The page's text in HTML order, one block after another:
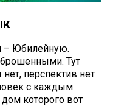
– Юбилейную.
Тут
перспектив нет
с каждым
которого вот